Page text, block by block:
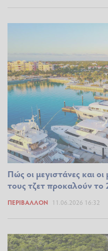
Πώς οι μεγιστάνες και οι
τους τζετ προκαλούν
ΠΕΡΙΒΆΛΛΟΝ 11.06.2026 16:32